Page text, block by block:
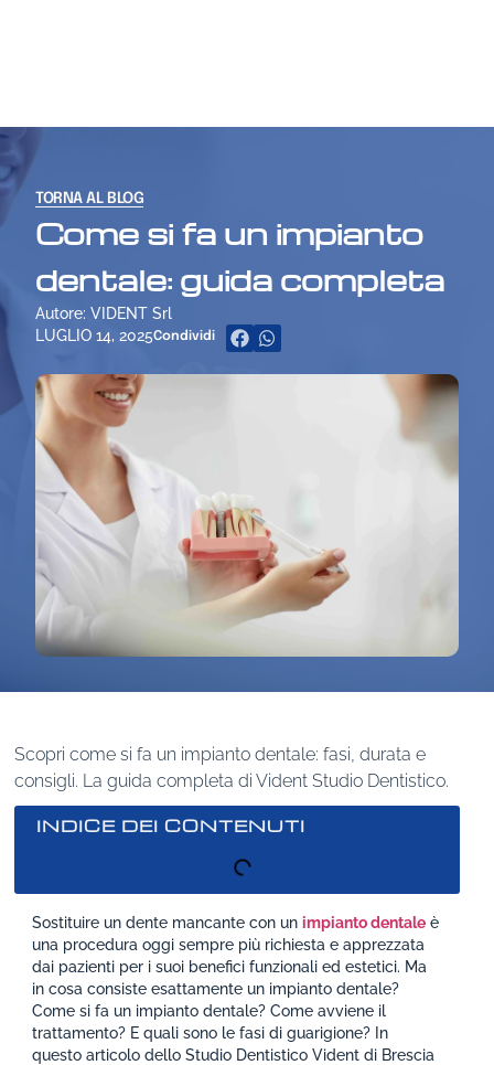
TORNA AL BLOG
Come si fa un impianto
dentale: guida completa
Autore: VIDENT Srl
LUGLIO 14, 2025Condividi
Scopri come si fa un impianto dentale: fasi, durata e
consigli. La guida completa di Vident Studio Dentistico.
INDICE DEI CONTENUTI
Sostituire un dente mancante con unimpianto dentale è
una procedura oggi sempre più richiesta e apprezzata
dai pazienti per i suoi benefici funzionali ed estetici. Ma
in cosa consiste esattamente un impianto dentale?
Come si fa un impianto dentale? Come avviene il
trattamento? E quali sono le fasi di guarigione? In
questo articolo dello Studio Dentistico Vident di Brescia